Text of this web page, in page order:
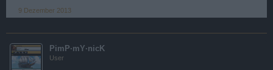
9 Dezember 2013
PimP·mY·nicK
User